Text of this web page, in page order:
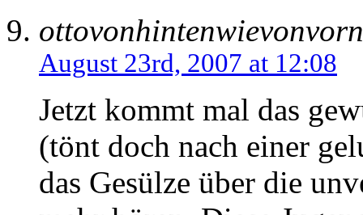
ottovonhintenwievonvorn
August 23rd, 2007 at 12:08
Jetzt kommt mal das
(tönt doch nach einer
das Gesülze über die